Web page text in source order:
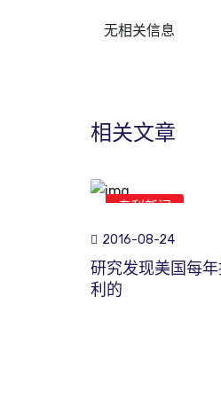
无相关信息
相关文章
专利新闻
2016-08-24
研究发现美国每
利的